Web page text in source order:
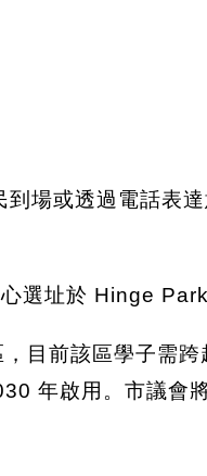
場或透過電話表
選址於 Hinge
目前該區學子需
年啟用。市議會